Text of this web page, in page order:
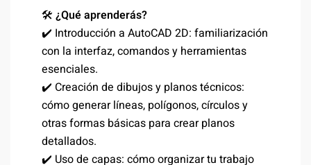
🛠️ ¿Qué aprenderás?
✔️ Introducción a AutoCAD 2D: familiarización
con la interfaz, comandos y herramientas
esenciales.
✔️ Creación de dibujos y planos técnicos:
cómo generar líneas, polígonos, círculos y
otras formas básicas para crear planos
detallados.
✔️ Uso de capas: cómo organizar tu trabajo